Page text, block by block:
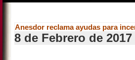
Anesdor reclama ayudas para
8 de Febrero de 2017